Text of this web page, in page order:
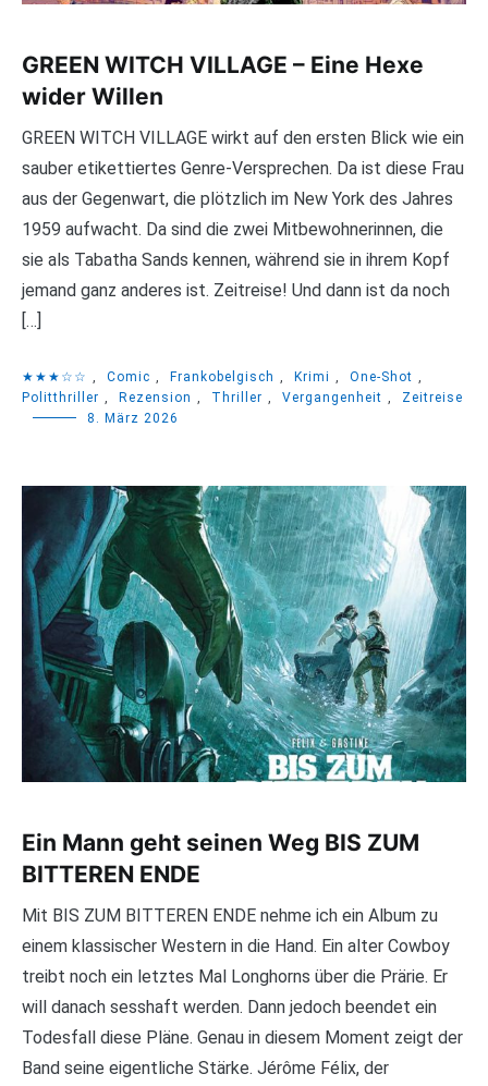
GREEN WITCH VILLAGE – Eine Hexe
wider Willen
GREEN WITCH VILLAGE wirkt auf den ersten Blick wie ein
sauber etikettiertes Genre-Versprechen. Da ist diese Frau
aus der Gegenwart, die plötzlich im New York des Jahres
1959 aufwacht. Da sind die zwei Mitbewohnerinnen, die
sie als Tabatha Sands kennen, während sie in ihrem Kopf
jemand ganz anderes ist. Zeitreise! Und dann ist da noch
[…]
★★★☆☆ Comic Frankobelgisch Krimi One-Shot
Politthriller
Rezension Thriller Vergangenheit
Zeitreise
8. März 2026
Ein Mann geht seinen Weg BIS ZUM
BITTEREN ENDE
Mit BIS ZUM BITTEREN ENDE nehme ich ein Album zu
einem klassischer Western in die Hand. Ein alter Cowboy
treibt noch ein letztes Mal Longhorns über die Prärie. Er
will danach sesshaft werden. Dann jedoch beendet ein
Todesfall diese Pläne. Genau in diesem Moment zeigt der
Band seine eigentliche Stärke. Jérôme Félix, der